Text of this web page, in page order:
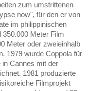
zum umstrittenen
now", für den er von
im philippinischen
Meter Film
Meter oder zweieinhalb
1979 wurde Coppola für
in Cannes mit der
1981 produzierte
Filmprojekt